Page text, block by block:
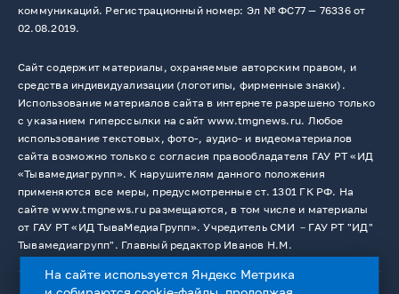
коммуникаций. Регистрационный номер: Эл № ФС77 — 76336 от
02.08.2019.
Сайт содержит материалы, охраняемые авторским правом, и
средства индивидуализации (логотипы, фирменные знаки).
Использование материалов сайта в интернете разрешено только
с указанием гиперссылки на сайт www.tmgnews.ru. Любое
использование текстовых, фото-, аудио- и видеоматериалов
сайта возможно только с согласия правообладателя ГАУ РТ «ИД
«Тывамедиагрупп». К нарушителям данного положения
применяются все меры, предусмотренные ст. 1301 ГК РФ. На
сайте www.tmgnews.ru размещаются, в том числе и материалы
от ГАУ РТ «ИД ТываМедиаГрупп». Учредитель СМИ －ГАУ РТ "ИД"
Тывамедиагрупп". Главный редактор Иванов Н.М.
На сайте используется Яндекс Метрика